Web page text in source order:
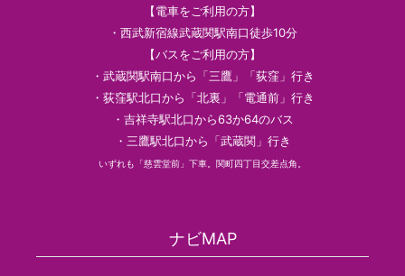
【電車をご利用の方】
・西武新宿線武蔵関駅南口徒歩10分
【バスをご利用の方】
・武蔵関駅南口から「三鷹」「荻窪」行き
・荻窪駅北口から「北裏」「電通前」行き
・吉祥寺駅北口から63か64のバス
・三鷹駅北口から「武蔵関」行き
いずれも「慈雲堂前」下車。関町四丁目交差点角。
ナビMAP